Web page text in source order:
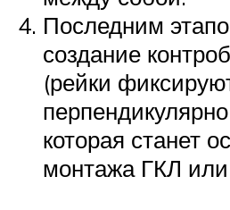
Последним
создание
(рейки
которая станет
монтажа ГКЛ